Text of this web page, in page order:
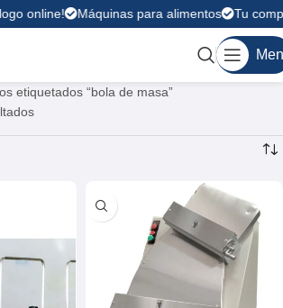
online! Máquinas para alimentos Tu
etiquetados “bola de masa”